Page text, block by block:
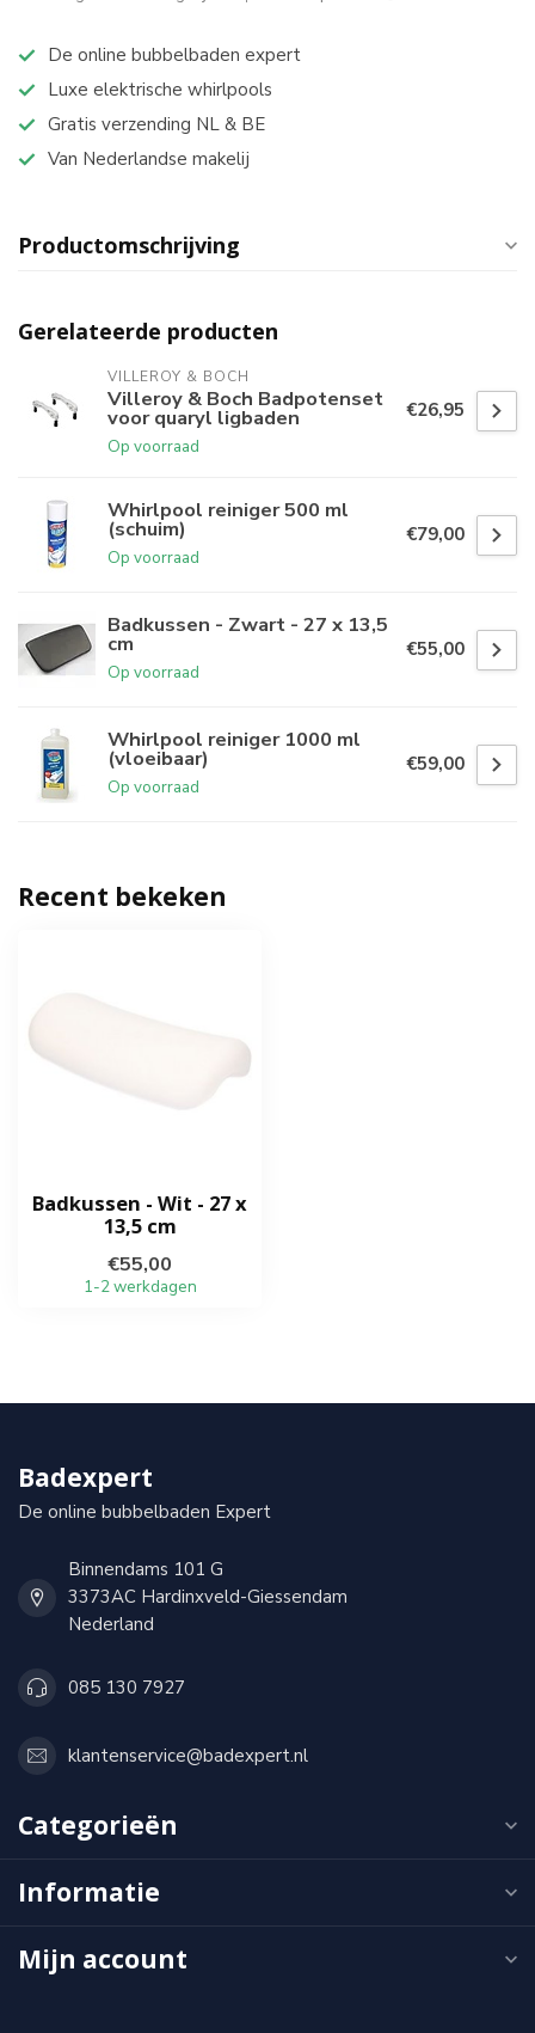
De online bubbelbaden expert
Luxe elektrische whirlpools
Gratis verzending NL & BE
Van Nederlandse makelij
Productomschrijving
Gerelateerde producten
VILLEROY & BOCH
Villeroy & Boch Badpotenset
voor quaryl ligbaden
Op voorraad
€26,95
Whirlpool reiniger 500 ml
(schuim)
Op voorraad
€79,00
Badkussen - Zwart - 27 x 13,5
cm
Op voorraad
€55,00
Whirlpool reiniger 1000 ml
(vloeibaar)
Op voorraad
€59,00
Recent bekeken
Badkussen - Wit - 27 x
13,5 cm
€55,00
1-2 werkdagen
Badexpert
De online bubbelbaden Expert
Binnendams 101 G
3373AC Hardinxveld-Giessendam
Nederland
085 130 7927
klantenservice@badexpert.nl
Categorieën
Informatie
Mijn account